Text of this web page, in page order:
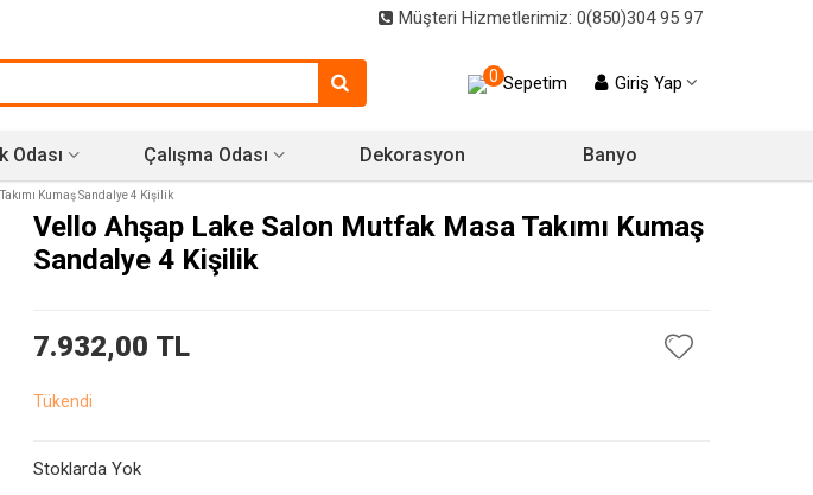
Müşteri Hizmetlerimiz: 0(850)304 95 97
0 Sepetim Giriş Yap
Odası Çalışma Odası Dekorasyon Banyo
Kumaş Sandalye 4 Kişilik
Vello Ahşap Lake Salon Mutfak Masa Takımı Kumaş
Sandalye 4 Kişilik
7.932,00 TL
Tükendi
Stoklarda Yok